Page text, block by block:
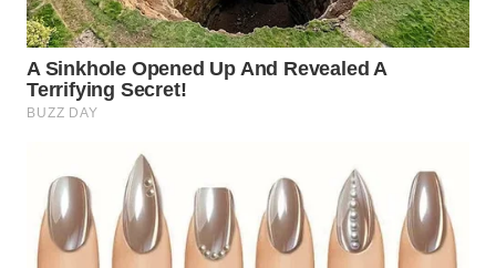
WN
DEPOK
WN
TAPANULI
WN
SAMOSIR